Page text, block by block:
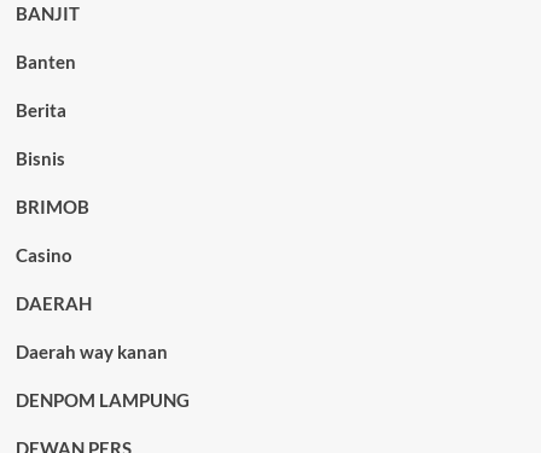
BANJIT
Banten
Berita
Bisnis
BRIMOB
Casino
DAERAH
Daerah way kanan
DENPOM LAMPUNG
DEWAN PERS